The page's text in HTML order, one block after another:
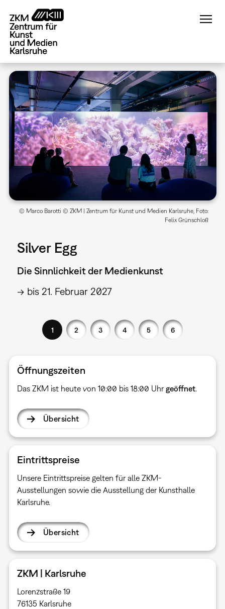
zum
Inhalt
© Marco Barotti © ZKM | Zentrum für Kunst und Medien Karlsruhe, Foto:
Felix Grünschloß
Silver Egg
Die Sinnlichkeit der Medienkunst
→ bis 21. Februar 2027
1 2 3 4 5 6
Öffnungszeiten
Das ZKM ist heute von 10:00 bis 18:00 Uhr geöffnet.
Übersicht
Eintrittspreise
Unsere Eintrittspreise gelten für alle ZKM-
Ausstellungen sowie die Ausstellung der Kunsthalle
Karlsruhe.
Übersicht
ZKM | Karlsruhe
Lorenzstraße 19
76135 Karlsruhe